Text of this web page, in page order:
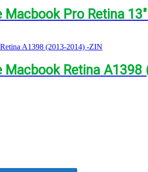
Macbook Pro Retina
Macbook Retina A1398